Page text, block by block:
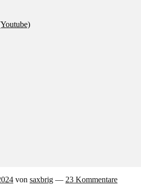
von saxbrig — 23 Kommentare